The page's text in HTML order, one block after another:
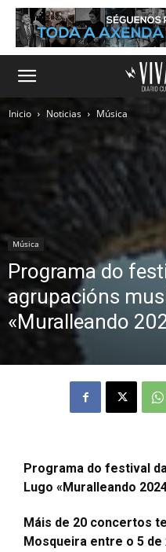
Inicio Noticias Música
Música
Programa do
agrupacións
«Muralleando
Programa do festival
Lugo «Muralleando
Máis de 20 concertos
Mosqueira entre o 5